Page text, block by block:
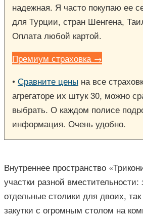
надежная. Я часто покупаю ее
для Турции, стран Шенгена,
Оплата любой картой.
Премиум страховка →
• Сравните цены на все
агрегаторе их штук 30, можно
выбрать. О каждом полисе
информация. Очень удобно.
Внутреннее пространство
участки разной
отдельные столики для двоих,
закутки с огромным столом на